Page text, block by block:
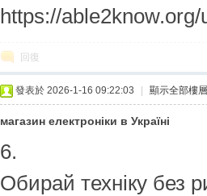
https://
回復
發表於 2026-1-16 09:22:03 顯示全部樓層
магазин електроніки в Україні
6.
Обирай техніку без